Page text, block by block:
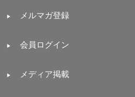
メルマガ登録
会員ログイン
メディア掲載